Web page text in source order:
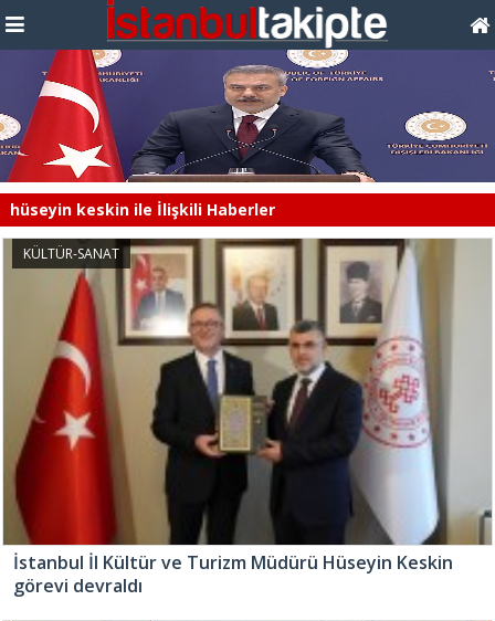
hüseyin keskin ile İlişkili Haberler
KÜLTÜR-SANAT
İstanbul İl Kültür ve Turizm Müdürü Hüseyin Keskin
görevi devraldı